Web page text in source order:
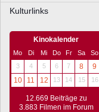
Kulturlinks
Kinokalender
Mo Di Mi Do Fr Sa
So
3
4 5 6 7 8
9
10
11 12 13 14 15 16
12.669 Beiträge zu
3.883 Filmen im Forum